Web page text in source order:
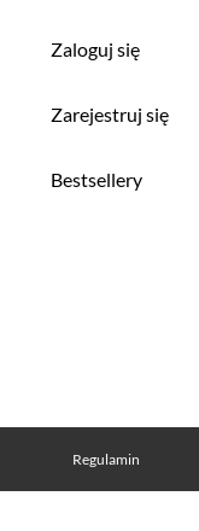
Zaloguj się
Zarejestruj się
Bestsellery
Regulamin